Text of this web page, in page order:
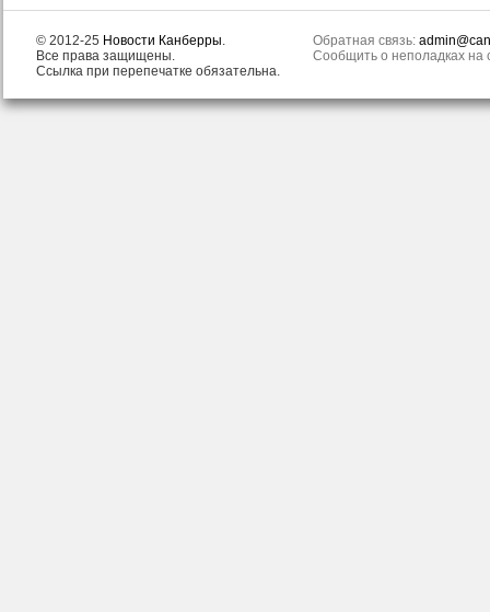
© 2012-25 Новости Канберры.
Все права защищены.
Ссылка при перепечатке обязательна.
Обратная связь:
Сообщить о неполадках на